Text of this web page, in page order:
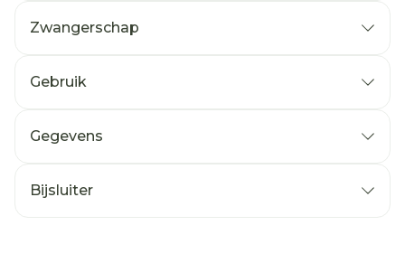
Zwangerschap
Gebruik
Gegevens
Bijsluiter